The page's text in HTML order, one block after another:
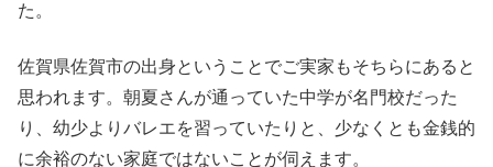
た。
佐賀県佐賀市の出身ということでご実家もそちらにあると
思われます。朝夏さんが通っていた中学が名門校だった
り、幼少よりバレエを習っていたりと、少なくとも金銭的
に余裕のない家庭ではないことが伺えます。